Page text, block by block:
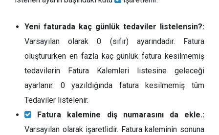
Yeni faturada kaç günlük tedaviler listelensin?:
Varsayılan olarak 0 (sıfır) ayarındadır. Fatura
oluştururken en fazla kaç günlük fatura kesilmemiş
tedavilerin Fatura Kalemleri listesine geleceği
ayarlanır. 0 yazıldığında fatura kesilmemiş tüm
Tedaviler listelenir.
Fatura kalemine diş numarasını da ekle.:
Varsayılan olarak işaretlidir. Fatura kaleminin sonuna